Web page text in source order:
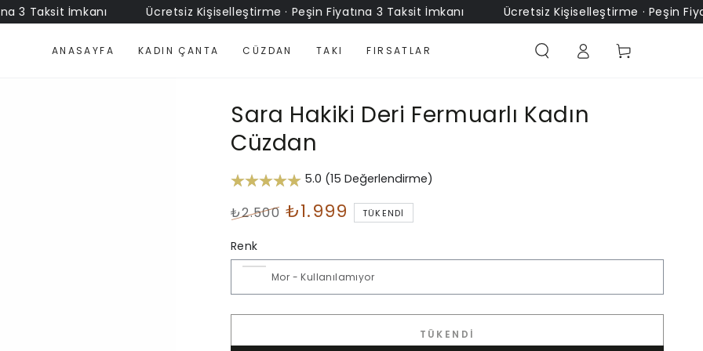
İmkanı Ücretsiz Kişiselleştirme · Peşin Fiyatına 3 Taksit İmkanı Ücretsiz Kişiselleştirme · Peşin Fiyatına
ANASAYFA KADIN ÇANTA CÜZDAN TAKI FIRSATLAR Sepet
Sara Hakiki Deri Fermuarlı Kadın
Cüzdan
5.0 (15 Değerlendirme)
fiyat
₺2.500 ₺1.999 TÜKENDI
Renk
TÜKENDI